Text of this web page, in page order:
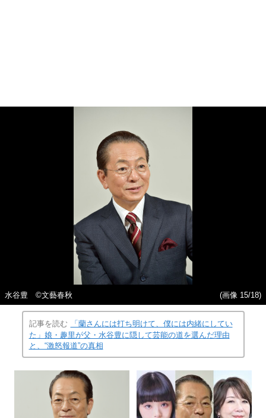
水谷豊 ©︎文藝春秋 (画像 15/18)
記事を読む
「蘭さんには打ち明けて、僕には内緒にしてい
た」娘・趣里が父・水谷豊に隠して芸能の道を選んだ理由
と、“激怒報道”の真相